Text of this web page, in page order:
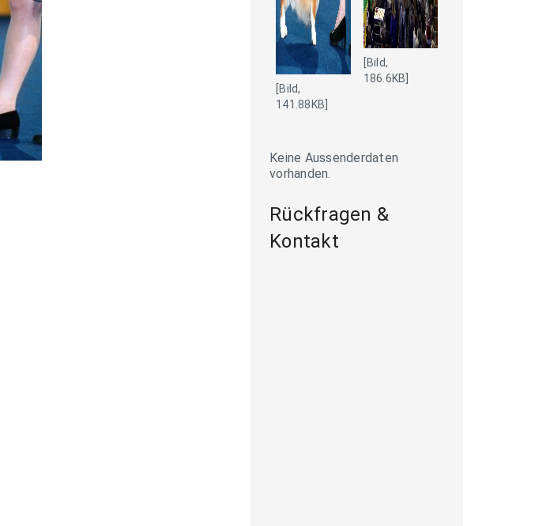
[Bild,
141.88KB]
[Bild,
186.6KB]
Keine Aussenderdaten
vorhanden.
Rückfragen &
Kontakt